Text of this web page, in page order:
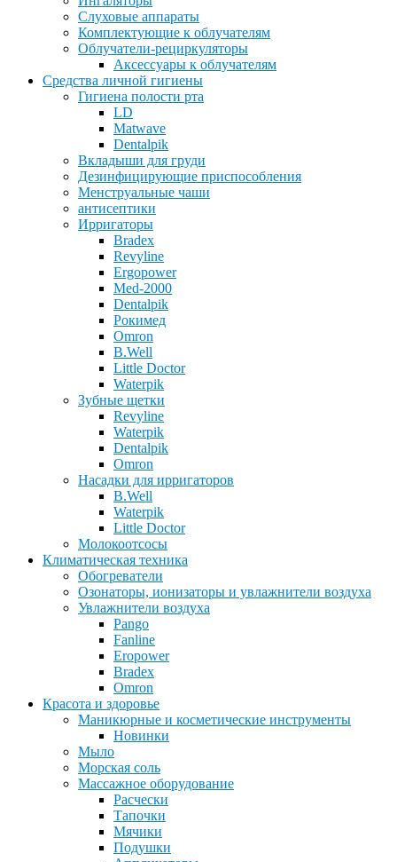
Слуховые аппараты
Комплектующие к облучателям
Облучатели-рециркуляторы
Аксессуары к облучателям
Средства личной гигиены
Гигиена полости рта
LD
Matwave
Dentalpik
Вкладыши для груди
Дезинфицирующие приспособления
Менструальные чаши
антисептики
Ирригаторы
Bradex
Revyline
Ergopower
Med-2000
Dentalpik
Рокимед
Omron
B.Well
Little Doctor
Waterpik
Зубные щетки
Revyline
Waterpik
Dentalpik
Omron
Насадки для ирригаторов
B.Well
Waterpik
Little Doctor
Молокоотсосы
Климатическая техника
Обогреватели
Озонаторы, ионизаторы и увлажнители воздуха
Увлажнители воздуха
Pango
Fanline
Eropower
Bradex
Omron
Красота и здоровье
Маникюрные и косметические инструменты
Новинки
Мыло
Морская соль
Массажное оборудование
Расчески
Тапочки
Мячики
Подушки